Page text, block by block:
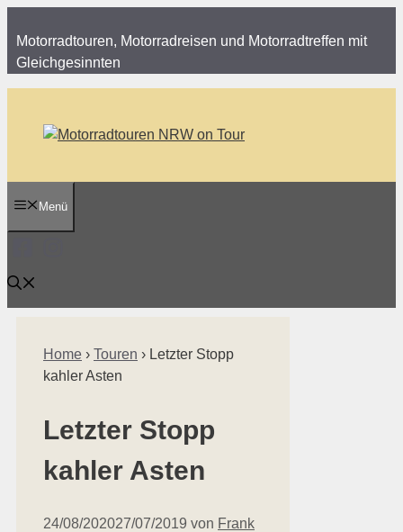
Inhalt
springen
Motorradtouren, Motorradreisen und Motorradtreffen mit
Gleichgesinnten
Menü
Home › Touren › Letzter Stopp
kahler Asten
Letzter Stopp
kahler Asten
24/08/202027/07/2019 von Frank